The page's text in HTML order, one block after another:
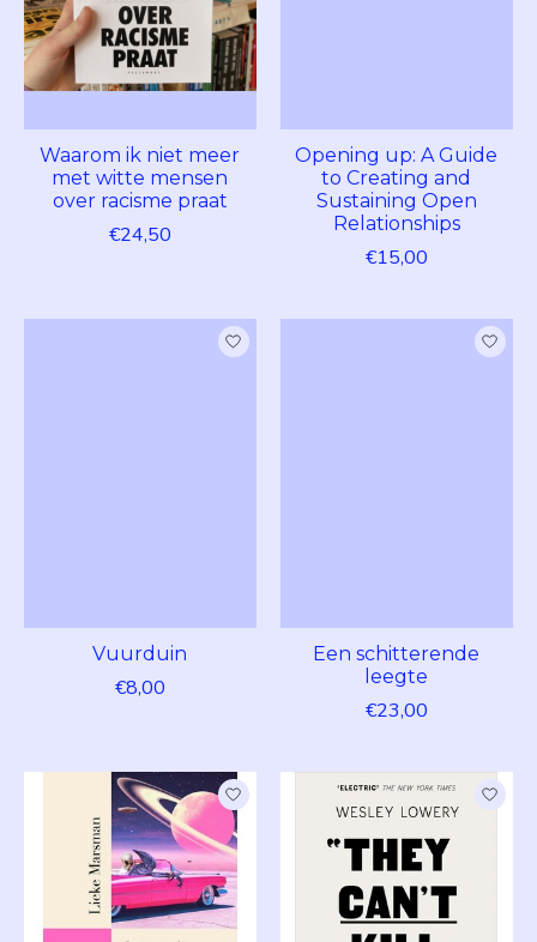
Waarom ik niet meer
met witte mensen
over racisme praat
€24,50
Opening up: A Guide
to Creating and
Sustaining Open
Relationships
€15,00
Vuurduin
€8,00
Een schitterende
leegte
€23,00